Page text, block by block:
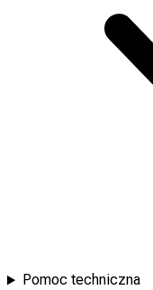
Pomoc techniczna